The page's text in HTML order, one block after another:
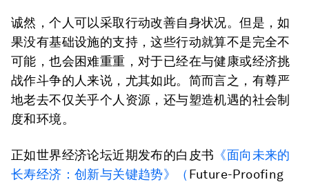
诚然，个人可以采取行动改善自身状况。但是，如
果没有基础设施的支持，这些行动就算不是完全不
可能，也会困难重重，对于已经在与健康或经济挑
战作斗争的人来说，尤其如此。简而言之，有尊严
地老去不仅关乎个人资源，还与塑造机遇的社会制
度和环境。
正如世界经济论坛近期发布的白皮书 《面向未来的
长寿经济：创新与关键趋势》（ Future-Proofing